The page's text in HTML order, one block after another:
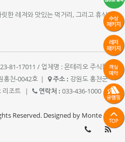
한 레져와 맛있는 먹거리, 그리고 휴식이
81-17011 / 업체명 : 몬테리오 주식회사
홍천-0042호 | 주소 : 강원도 홍천군
리조트
| 연락처 : 033-436-1000
|
Reserved. Designed by Monte rio.